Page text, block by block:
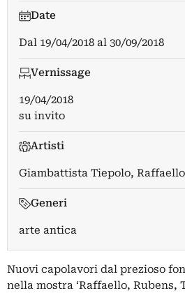
Date
Dal 19/04/2018 al 30/09/2018
Vernissage
19/04/2018
su invito
Artisti
Giambattista Tiepolo, Raffaello
Generi
arte antica
Nuovi capolavori dal prezioso
nella mostra ‘Raffaello, Rubens,